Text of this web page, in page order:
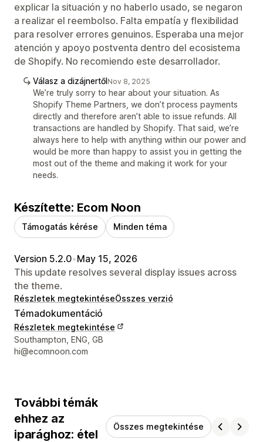
explicar la situación y no haberlo usado, se negaron
a realizar el reembolso. Falta empatía y flexibilidad
para resolver errores genuinos. Esperaba una mejor
atención y apoyo postventa dentro del ecosistema
de Shopify. No recomiendo este desarrollador.
Válasz a dizájnertőlNov 8, 2025
We’re truly sorry to hear about your situation. As
Shopify Theme Partners, we don’t process payments
directly and therefore aren’t able to issue refunds. All
transactions are handled by Shopify. That said, we’re
always here to help with anything within our power and
would be more than happy to assist you in getting the
most out of the theme and making it work for your
needs.
Készítette: Ecom Noon
Támogatás kérése Minden téma
Version 5.2.0•May 15, 2026
This update resolves several display issues across
the theme.
Részletek megtekintéseÖsszes verzió
Témadokumentáció
Részletek megtekintése
Dizájner kapcsolattartási adatai
Southampton, ENG, GB
hi@ecomnoon.com
További témák
ehhez az
iparághoz: étel
Összes megtekintése